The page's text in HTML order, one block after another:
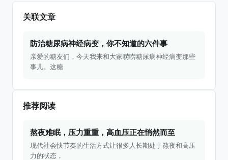
关联文章
防治糖尿病神经病变，你不知道的六件事
亲爱的糖友们，今天我来和大家唠唠糖尿病神经病变那些
事儿。这糖
推荐阅读
熬夜难眠，压力重重，高血压正在悄然而至
现代社会快节奏的生活方式让很多人长期处于熬夜和高压
力的状态，